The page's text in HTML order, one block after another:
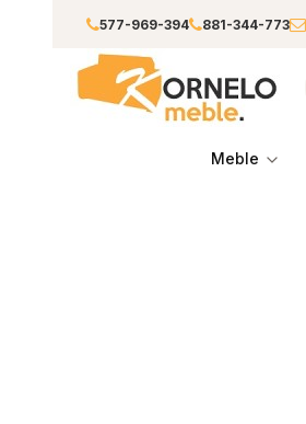
577-969-394 881-344-773
meble